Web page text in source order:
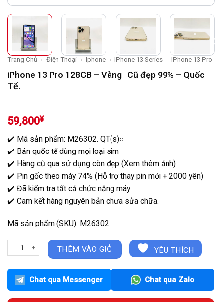
Trang Chủ › Điện Thoại › Iphone › IPhone 13 Series › IPhone 13 Pro
iPhone 13 Pro 128GB – Vàng- Cũ đẹp 99% – Quốc
Tế.
59,800¥
✔️ Mã sản phẩm: M26302. QT(s)○
✔️ Bản quốc tế dùng mọi loại sim
✔️ Hàng cũ qua sử dụng còn đẹp (Xem thêm ảnh)
✔️ Pin gốc theo máy 74% (Hỗ trợ thay pin mới + 2000 yên)
✔️ Đã kiểm tra tất cả chức năng máy
✔️ Cam kết hàng nguyên bản chưa sửa chữa.
Mã sản phẩm (SKU): M26302
iPhone 13 Pro 128GB - Vàng- Cũ đẹp 99% - Quốc Tế. số lượng
THÊM VÀO GIỎ YÊU THÍCH
Chat qua Messenger Chat qua Zalo